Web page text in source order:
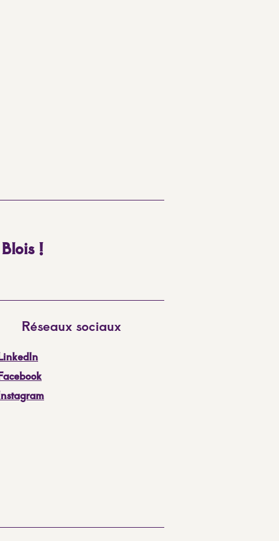
!
Réseaux sociaux